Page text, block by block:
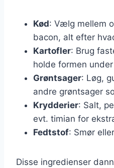
Kød: Vælg mellem
bacon, alt efter
Kartofler: Brug
holde formen
Grøntsager: Løg,
andre grøntsager
Krydderier: Salt,
evt. timian for
Fedtstof: Smør
Disse ingredienser